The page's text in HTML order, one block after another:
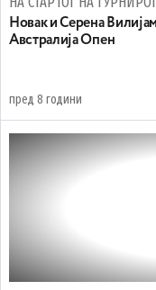
Новак и Серена
Австралија Опен
пред 8 години